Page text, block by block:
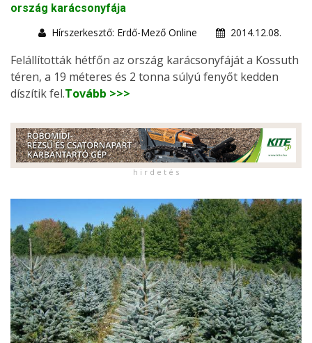
ország karácsonyfája
Hírszerkesztő: Erdő-Mező Online
2014.12.08.
Felállították hétfőn az ország karácsonyfáját a Kossuth
téren, a 19 méteres és 2 tonna súlyú fenyőt kedden
díszítik fel.Tovább >>>
h i r d e t é s